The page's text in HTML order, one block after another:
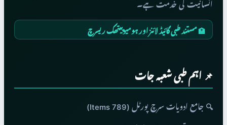
انسانیت کی خدمت ہے۔
🏥 مستند طبی گائیڈ لائنز اور ہومیوپیتھک ریسرچ
📌 اہم طبی شعبہ جات
🔍 جامع ادویات سرچ پورٹل (789 Items)